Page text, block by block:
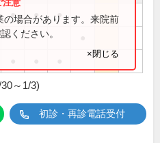
● ● ●
場合があります。来院前
ください。
×閉じる
～1/3)
初診・再診電話受付